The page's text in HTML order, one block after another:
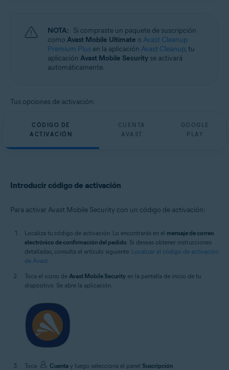
NOTA: Si compraste un paquete de suscripción
como Avast Mobile Ultimate o Avast Cleanup
Premium Plus en la aplicación Avast Cleanup, tu
aplicación Avast Mobile Security se activará
automáticamente.
Tus opciones de activación:
CÓDIGO DE
ACTIVACIÓN
CUENTA
AVAST
GOOGLE
PLAY
Introducir código de activación
Para activar Avast Mobile Security con un código de activación:
Localiza tu código de activación. Lo encontrarás en el mensaje de correo
electrónico de confirmación del pedido. Si deseas obtener instrucciones
detalladas, consulta el artículo siguiente: Localizar el código de activación
de Avast.
Toca el icono de Avast Mobile Security en la pantalla de inicio de tu
dispositivo. Se abre la aplicación.
Toca Cuenta y luego selecciona el panel Suscripción.